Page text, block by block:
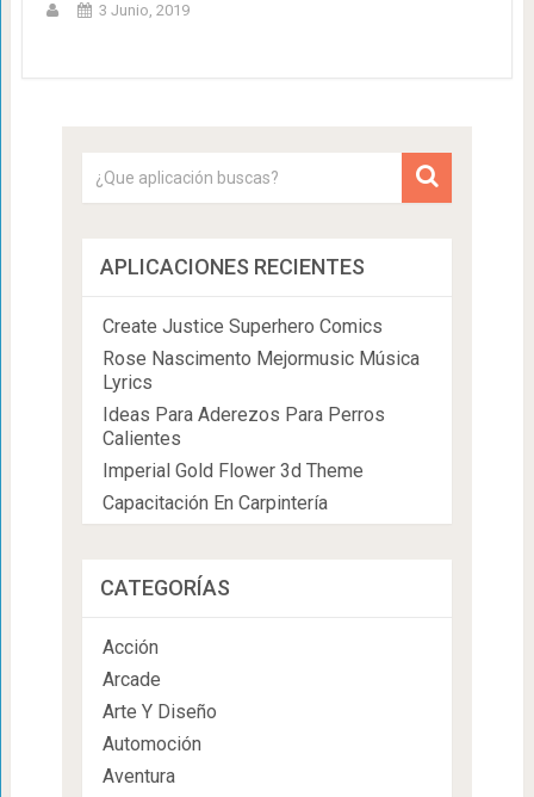
3 Junio, 2019
APLICACIONES RECIENTES
Create Justice Superhero Comics
Rose Nascimento Mejormusic Música
Lyrics
Ideas Para Aderezos Para Perros
Calientes
Imperial Gold Flower 3d Theme
Capacitación En Carpintería
CATEGORÍAS
Acción
Arcade
Arte Y Diseño
Automoción
Aventura